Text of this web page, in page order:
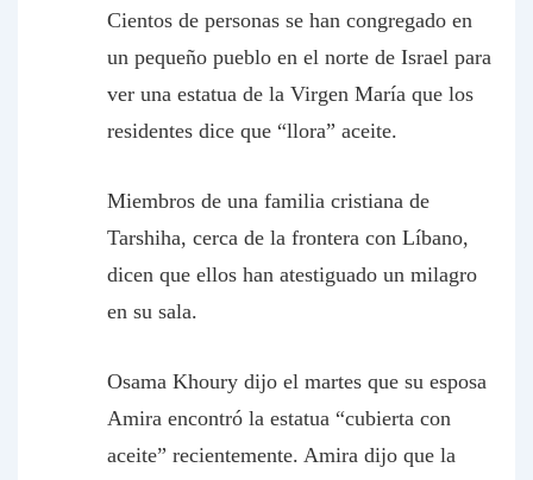
Cientos de personas se han congregado en
un pequeño pueblo en el norte de Israel para
ver una estatua de la Virgen María que los
residentes dice que “llora” aceite.
Miembros de una familia cristiana de
Tarshiha, cerca de la frontera con Líbano,
dicen que ellos han atestiguado un milagro
en su sala.
Osama Khoury dijo el martes que su esposa
Amira encontró la estatua “cubierta con
aceite” recientemente. Amira dijo que la